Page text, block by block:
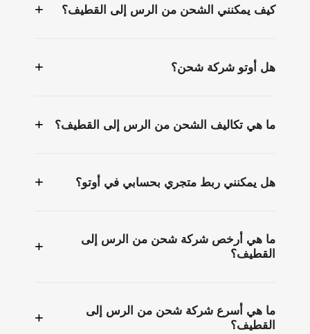
كيف يمكنني الشحن من الرس إلى القطيف؟ +
هل أوتو شركة شحن؟ +
ما هي تكاليف الشحن من الرس إلى القطيف؟ +
هل يمكنني ربط متجري بحسابي في أوتو؟ +
ما هي أرخص شركة شحن من الرس إلى
القطيف؟
+
ما هي أسرع شركة شحن من الرس إلى
القطيف؟
+